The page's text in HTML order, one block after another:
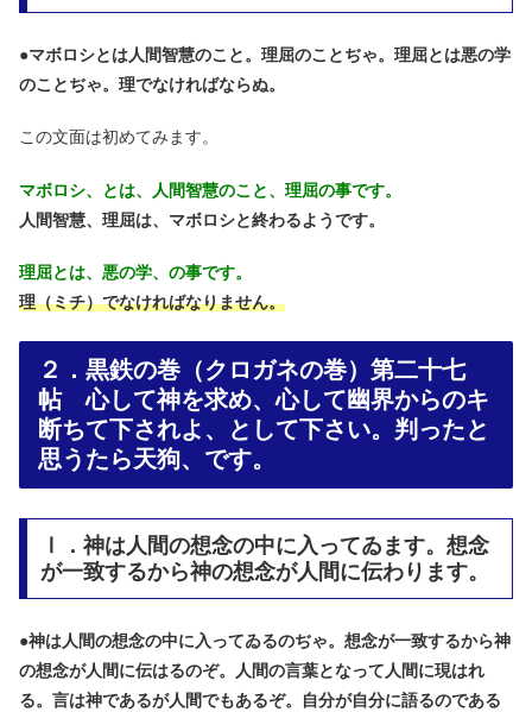
●マボロシとは人間智慧のこと。理屈のことぢゃ。理屈とは悪の学
のことぢゃ。理でなければならぬ。
この文面は初めてみます。
マボロシ、とは、人間智慧のこと、理屈の事です。
人間智慧、理屈は、マボロシと終わるようです。
理屈とは、悪の学、の事です。
理（ミチ）でなければなりません。
２．黒鉄の巻（クロガネの巻）第二十七
帖 心して神を求め、心して幽界からのキ
断ちて下されよ、として下さい。判ったと
思うたら天狗、です。
Ⅰ．神は人間の想念の中に入ってゐます。想念
が一致するから神の想念が人間に伝わります。
●神は人間の想念の中に入ってゐるのぢゃ。想念が一致するから神
の想念が人間に伝はるのぞ。人間の言葉となって人間に現はれ
る。言は神であるが人間でもあるぞ。自分が自分に語るのである